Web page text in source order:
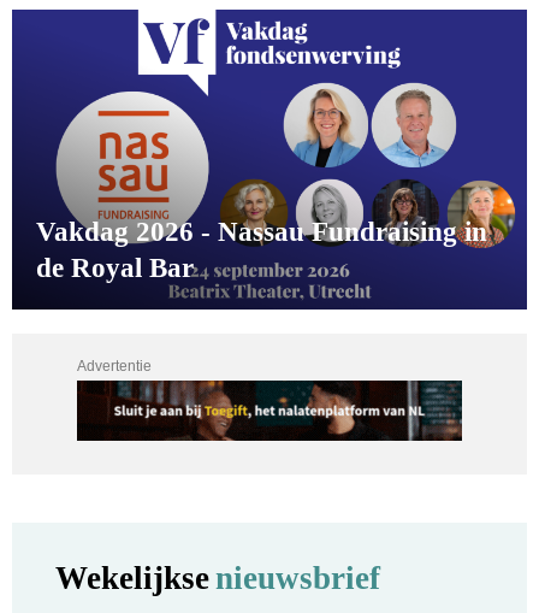
Vakdag 2026 - Nassau Fundraising in
de Royal Bar
Advertentie
Wekelijksenieuwsbrief